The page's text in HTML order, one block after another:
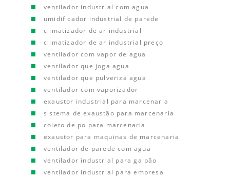
ventilador industrial com agua
umidificador industrial de parede
climatizador de ar industrial
climatizador de ar industrial preço
ventilador com vapor de agua
ventilador que joga agua
ventilador que pulveriza agua
ventilador com vaporizador
exaustor industrial para marcenaria
sistema de exaustão para marcenaria
coleto de po para marcenaria
exaustor para maquinas de marcenaria
ventilador de parede com agua
ventilador industrial para galpão
ventilador industrial para empresa